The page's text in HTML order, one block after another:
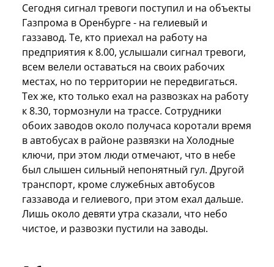
Сегодня сигнал тревоги поступил и на объекты
Газпрома в Оренбурге - на гелиевый и
газзавод. Те, кто приехал на работу на
предприятия к 8.00, услышали сигнал тревоги,
всем велели оставаться на своих рабочих
местах, но по территории не передвигаться.
Тех же, кто только ехал на развозках на работу
к 8.30, тормознули на трассе. Сотрудники
обоих заводов около получаса коротали время
в автобусах в районе развязки на Холодные
ключи, при этом люди отмечают, что в небе
был слышен сильный непонятный гул. Другой
транспорт, кроме служебных автобусов
газзавода и гелиевого, при этом ехал дальше.
Лишь около девяти утра сказали, что небо
чистое, и развозки пустили на заводы.